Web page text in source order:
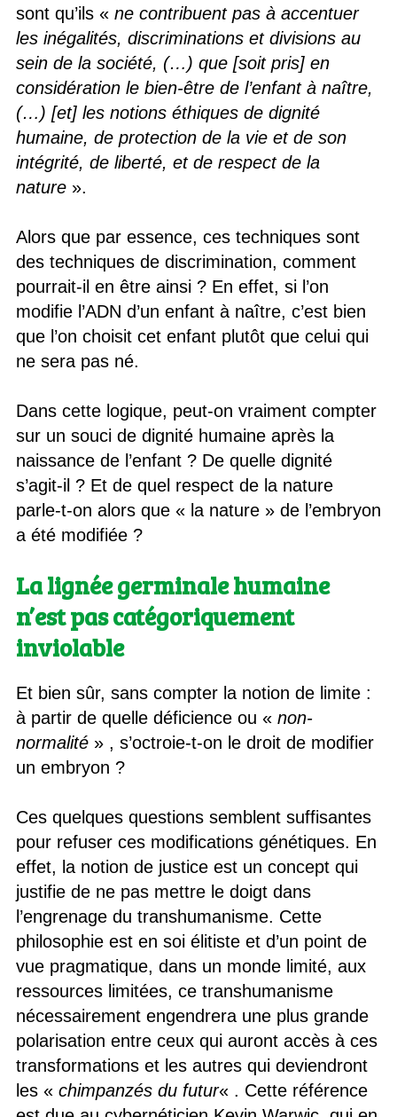
sont qu’ils « ne contribuent pas à accentuer
les inégalités, discriminations et divisions au
sein de la société, (…) que [soit pris] en
considération le bien-être de l’enfant à naître,
(…) [et] les notions éthiques de dignité
humaine, de protection de la vie et de son
intégrité, de liberté, et de respect de la
nature».
Alors que par essence, ces techniques sont
des techniques de discrimination, comment
pourrait-il en être ainsi ? En effet, si l’on
modifie l’ADN d’un enfant à naître, c’est bien
que l’on choisit cet enfant plutôt que celui qui
ne sera pas né.
Dans cette logique, peut-on vraiment compter
sur un souci de dignité humaine après la
naissance de l’enfant ? De quelle dignité
s’agit-il ? Et de quel respect de la nature
parle-t-on alors que « la nature » de l’embryon
a été modifiée ?
La lignée germinale humaine
n’est pas catégoriquement
inviolable
Et bien sûr, sans compter la notion de limite :
à partir de quelle déficience ou « non-
normalité» , s’octroie-t-on le droit de modifier
un embryon ?
Ces quelques questions semblent suffisantes
pour refuser ces modifications génétiques. En
effet, la notion de justice est un concept qui
justifie de ne pas mettre le doigt dans
l’engrenage du transhumanisme. Cette
philosophie est en soi élitiste et d’un point de
vue pragmatique, dans un monde limité, aux
ressources limitées, ce transhumanisme
nécessairement engendrera une plus grande
polarisation entre ceux qui auront accès à ces
transformations et les autres qui deviendront
les « chimpanzés du futur« . Cette référence